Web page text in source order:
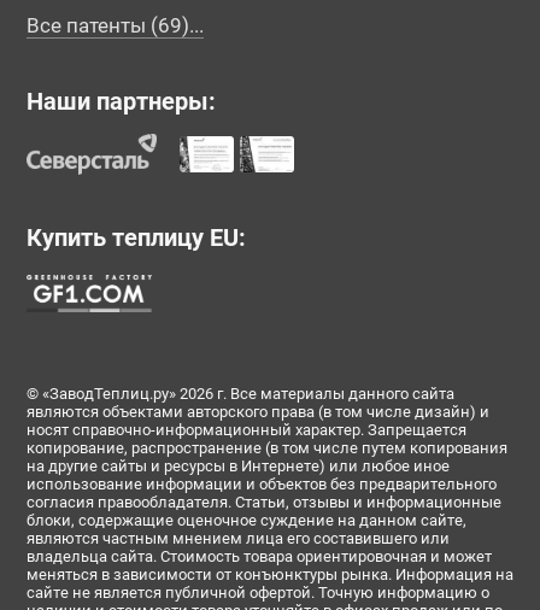
Все патенты (69)...
Наши партнеры:
Купить теплицу EU:
© «ЗаводТеплиц.ру» 2026 г. Все материалы данного сайта
являются объектами авторского права (в том числе дизайн) и
носят справочно-информационный характер. Запрещается
копирование, распространение (в том числе путем копирования
на другие сайты и ресурсы в Интернете) или любое иное
использование информации и объектов без предварительного
согласия правообладателя. Статьи, отзывы и информационные
блоки, содержащие оценочное суждение на данном сайте,
являются частным мнением лица его составившего или
владельца сайта. Стоимость товара ориентировочная и может
меняться в зависимости от конъюнктуры рынка. Информация на
сайте не является публичной офертой. Точную информацию о